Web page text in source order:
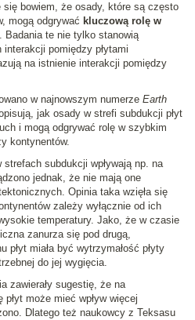
się bowiem, że osady, które są często
mogą odgrywać kluczową rolę w
. Badania te nie tylko stanowią
pomiędzy płytami
na istnienie interakcji pomiędzy
w najnowszym numerze Earth
jak osady w strefi subdukcji płyt
i mogą odgrywać rolę w szybkim
kontynentów.
subdukcji wpływają np. na
jednak, że nie mają one
Opinia taka wzięła się
zależy wyłącznie od ich
temperatury. Jako, że w czasie
zanurza się pod drugą,
miała być wytrzymałość płyty
do jej wygięcia.
zawierały sugestię, że na
może mieć wpływ więcej
Dlatego też naukowcy z Teksasu